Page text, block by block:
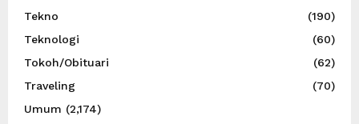
Tekno
(190)
Teknologi
(60)
Tokoh/Obituari
(62)
Traveling
(70)
Umum (2,174)